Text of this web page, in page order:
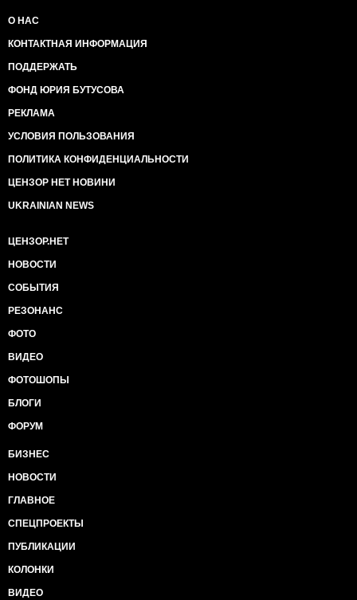
О НАС
КОНТАКТНАЯ ИНФОРМАЦИЯ
ПОДДЕРЖАТЬ
ФОНД ЮРИЯ БУТУСОВА
РЕКЛАМА
УСЛОВИЯ ПОЛЬЗОВАНИЯ
ПОЛИТИКА КОНФИДЕНЦИАЛЬНОСТИ
ЦЕНЗОР НЕТ НОВИНИ
UKRAINIAN NEWS
ЦЕНЗОР.НЕТ
НОВОСТИ
СОБЫТИЯ
РЕЗОНАНС
ФОТО
ВИДЕО
ФОТОШОПЫ
БЛОГИ
ФОРУМ
БИЗНЕС
НОВОСТИ
ГЛАВНОЕ
СПЕЦПРОЕКТЫ
ПУБЛИКАЦИИ
КОЛОНКИ
ВИДЕО